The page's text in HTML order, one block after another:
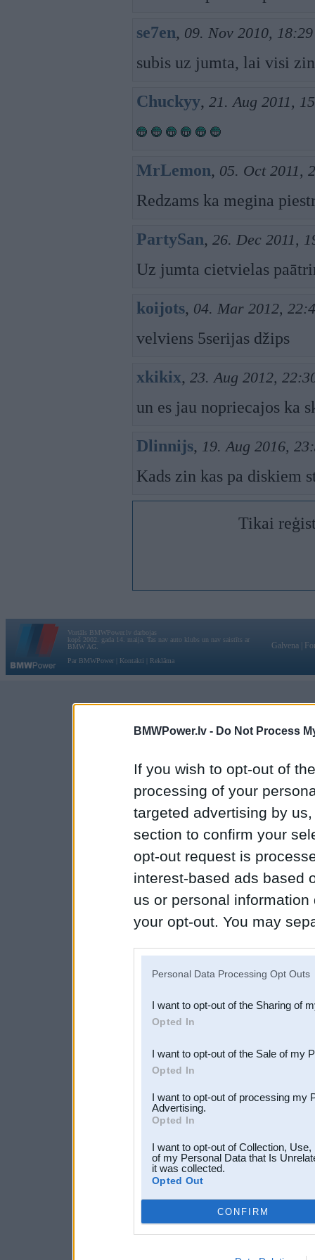
BMWPower.lv - Do Not Process
If you wish to opt-out of
processing of your
targeted advertising by
section to confirm your
opt-out request is
interest-based ads based
us or personal
your opt-out. You may
Downstream Participants
third parties.
Personal Data Processing Opt Outs
I want to opt-out of the Sharing of
Opted In
I want to opt-out of the Sale of my
Opted In
I want to opt-out of processing my
Advertising.
Opted In
I want to opt-out of Collection,
of my Personal Data that Is
it was collected.
Opted Out
CONFIRM
se7en, 09. Nov 2010, 18:29
subis uz jumta, lai visi
Chuckyy, 21. Aug 2011,
MrLemon, 05. Oct 2011,
Redzams ka megina
PartySan, 26. Dec 2011,
Uz jumta cietvielas
koijots, 04. Mar 2012,
velviens 5serijas džips
xkikix, 23. Aug 2012,
un es jau nopriecajos ka
Dlinnijs, 19. Aug 2016,
Kads zin kas pa diskiem
Tikai
Vortāls BMWPower.lv darbojas
kopš 2002. gada 14. maija. Tas nav auto klubs un nav saistīts ar
BMW AG.
Par BMWPower
Kontakti Reklāma
Galvena